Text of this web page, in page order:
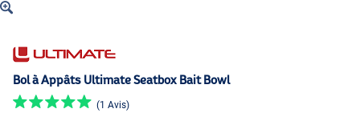
Bol à Appâts Ultimate Seatbox Bait Bowl
(1 Avis)